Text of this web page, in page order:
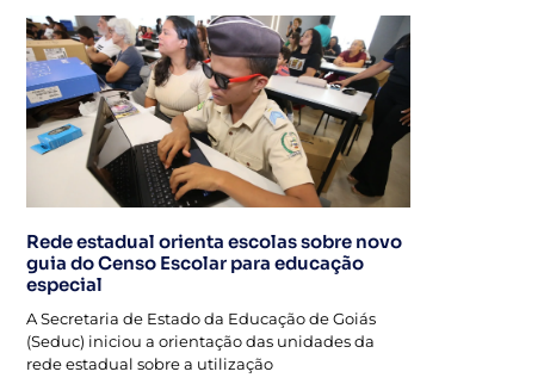
Rede estadual orienta escolas sobre novo
guia do Censo Escolar para educação
especial
A Secretaria de Estado da Educação de Goiás
(Seduc) iniciou a orientação das unidades da
rede estadual sobre a utilização